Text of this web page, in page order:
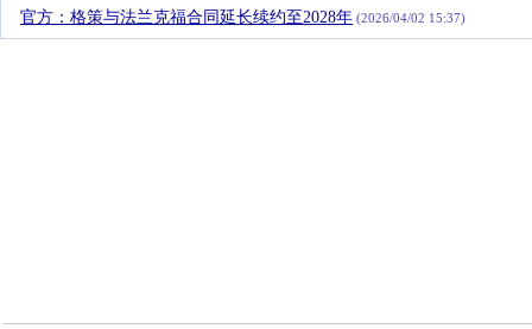
官方：格策与法兰克福合同延长续约至2028年 (2026/04/02 15:37)